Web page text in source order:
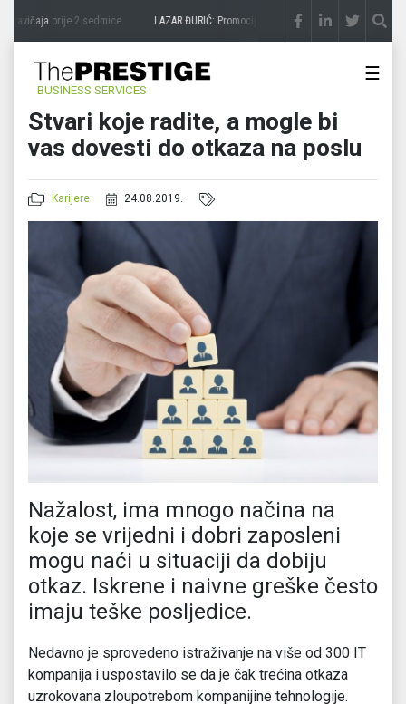
zavičajaprije 2 sedmice LAZAR ĐURIĆ: Promocija potencijal pretvara u destinaciju
BUSINESS SERVICES
☰
Stvari koje radite, a mogle bi
vas dovesti do otkaza na poslu
Karijere 24.08.2019.
Nažalost, ima mnogo načina na
koje se vrijedni i dobri zaposleni
mogu naći u situaciji da dobiju
otkaz. Iskrene i naivne greške često
imaju teške posljedice.
Nedavno je sprovedeno istraživanje na više od 300 IT
kompanija i uspostavilo se da je čak trećina otkaza
uzrokovana zloupotrebom kompanijine tehnologije.